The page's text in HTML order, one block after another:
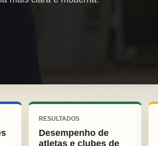
RESULTADOS
Desempenho de
atletas e clubes de